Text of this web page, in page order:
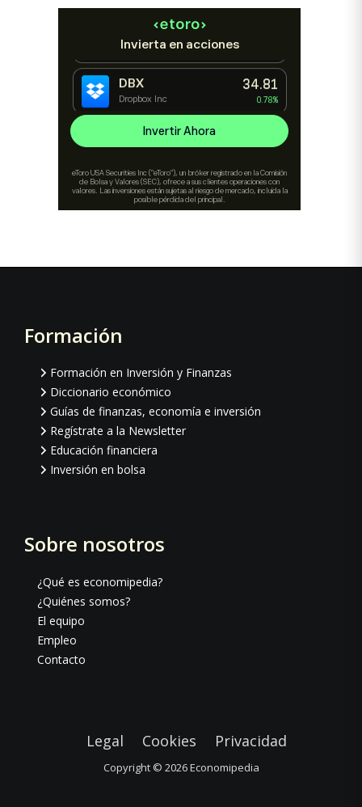
Footer
Formación
Formación en Inversión y Finanzas
Diccionario económico
Guías de finanzas, economía e inversión
Regístrate a la Newsletter
Educación financiera
Inversión en bolsa
Sobre nosotros
¿Qué es economipedia?
¿Quiénes somos?
El equipo
Empleo
Contacto
Legal Cookies Privacidad
Copyright © 2026Economipedia